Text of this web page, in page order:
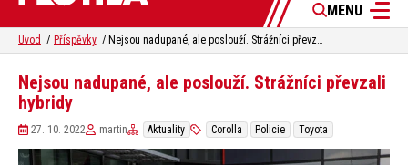
MENU
Úvod Příspěvky Nejsou nadupané, ale poslouží. Strážníci převzali hybridy
Nejsou nadupané, ale poslouží. Strážníci převzali
hybridy
27. 10. 2022 martin Aktuality Corolla Policie Toyota